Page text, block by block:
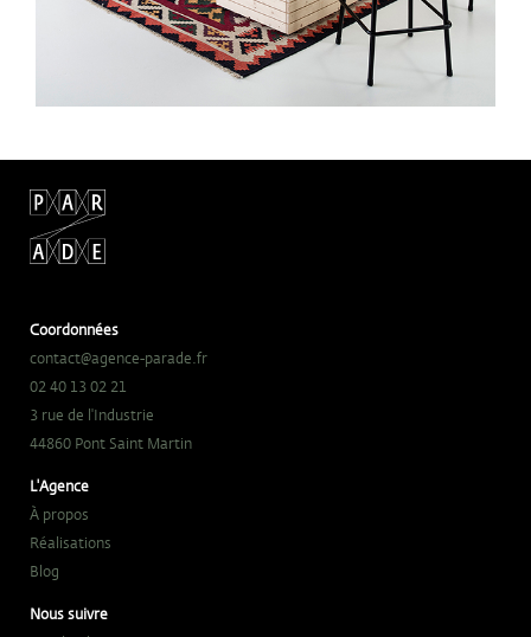
Coordonnées
contact@agence-parade.fr
02 40 13 02 21
3 rue de l'Industrie
44860 Pont Saint Martin
L'Agence
À propos
Réalisations
Blog
Nous suivre